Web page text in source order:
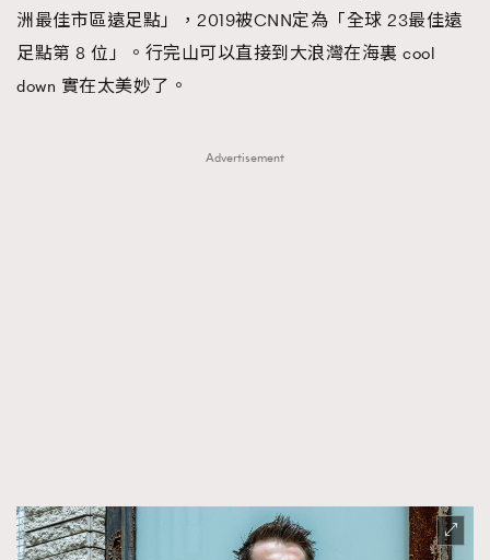
洲最佳市區遠足點」，2019被CNN定為「全球 23最佳遠
足點第 8 位」。行完山可以直接到大浪灣在海裏 cool
down 實在太美妙了。
Advertisement